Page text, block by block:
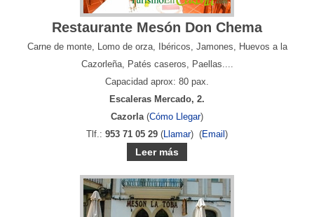
Restaurante Mesón Don Chema
Carne de monte, Lomo de orza, Ibéricos, Jamones, Huevos a la
Cazorleña, Patés caseros, Paellas....
Capacidad aprox: 80 pax.
Escaleras Mercado, 2.
Cazorla(Cómo Llegar)
Tlf.: 953 71 05 29 (Llamar) (Email )
Leer más